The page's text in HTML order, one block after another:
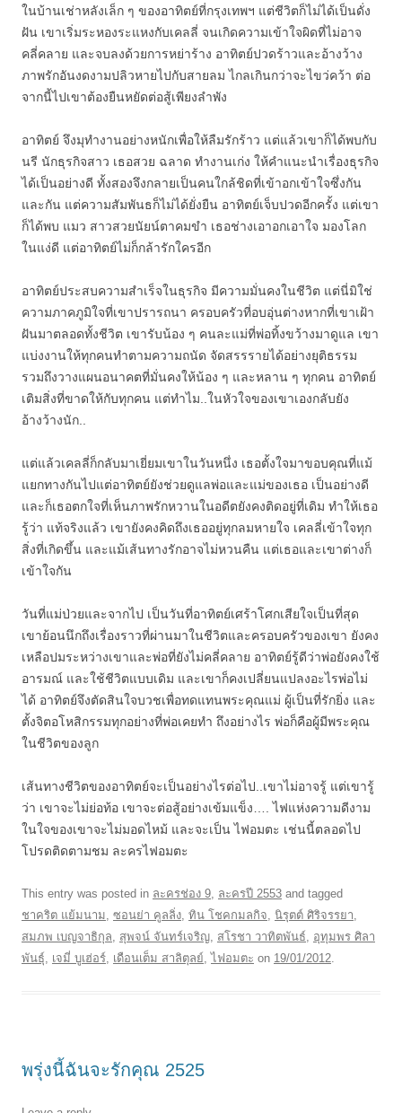
ในบ้านเช่าหลังเล็ก ๆ ของอาทิตย์ที่กรุงเทพฯ แต่ชีวิตก็ไม่ได้เป็นดั่ง
ฝัน เขาเริ่มระหองระแหงกับเคลลี่ จนเกิดความเข้าใจผิดที่ไม่อาจ
คลี่คลาย และจบลงด้วยการหย่าร้าง อาทิตย์ปวดร้าวและอ้างว้าง
ภาพรักอันงดงามปลิวหายไปกับสายลม ไกลเกินกว่าจะไขว่คว้า ต่อ
จากนี้ไปเขาต้องยืนหยัดต่อสู้เพียงลำพัง
อาทิตย์ จึงมุทำงานอย่างหนักเพื่อให้ลืมรักร้าว แต่แล้วเขาก็ได้พบกับ
นรี นักธุรกิจสาว เธอสวย ฉลาด ทำงานเก่ง ให้คำแนะนำเรื่องธุรกิจ
ได้เป็นอย่างดี ทั้งสองจึงกลายเป็นคนใกล้ชิดที่เข้าอกเข้าใจซึ่งกัน
และกัน แต่ความสัมพันธก็ไม่ได้ยั่งยืน อาทิตย์เจ็บปวดอีกครั้ง แต่เขา
ก็ได้พบ แมว สาวสวยนัยน์ตาคมขำ เธอช่างเอาอกเอาใจ มองโลก
ในแง่ดี แต่อาทิตย์ไม่ก็กล้ารักใครอีก
อาทิตย์ประสบความสำเร็จในธุรกิจ มีความมั่นคงในชีวิต แต่นี่มิใช่
ความภาคภูมิใจที่เขาปรารถนา ครอบครัวที่อบอุ่นต่างหากที่เขาเฝ้า
ฝันมาตลอดทั้งชีวิต เขารับน้อง ๆ คนละแม่ที่พ่อทิ้งขว้างมาดูแล เขา
แบ่งงานให้ทุกคนทำตามความถนัด จัดสรรรายได้อย่างยุติธรรม
รวมถึงวางแผนอนาคตที่มั่นคงให้น้อง ๆ และหลาน ๆ ทุกคน อาทิตย์
เติมสิ่งที่ขาดให้กับทุกคน แต่ทำไม..ในหัวใจของเขาเองกลับยัง
อ้างว้างนัก..
แต่แล้วเคลลี่ก็กลับมาเยี่ยมเขาในวันหนึ่ง เธอตั้งใจมาขอบคุณที่แม้
แยกทางกันไปแต่อาทิตย์ยังช่วยดูแลพ่อและแม่ของเธอ เป็นอย่างดี
และก็เธอตกใจที่เห็นภาพรักหวานในอดีตยังคงติดอยู่ที่เดิม ทำให้เธอ
รู้ว่า แท้จริงแล้ว เขายังคงคิดถึงเธออยู่ทุกลมหายใจ เคลลี่เข้าใจทุก
สิ่งที่เกิดขึ้น และแม้เส้นทางรักอาจไม่หวนคืน แต่เธอและเขาต่างก็
เข้าใจกัน
วันที่แม่ป่วยและจากไป เป็นวันที่อาทิตย์เศร้าโศกเสียใจเป็นที่สุด
เขาย้อนนึกถึงเรื่องราวที่ผ่านมาในชีวิตและครอบครัวของเขา ยังคง
เหลือปมระหว่างเขาและพ่อที่ยังไม่คลี่คลาย อาทิตย์รู้ดีว่าพ่อยังคงใช้
อารมณ์ และใช้ชีวิตแบบเดิม และเขาก็คงเปลี่ยนแปลงอะไรพ่อไม่
ได้ อาทิตย์จึงตัดสินใจบวชเพื่อทดแทนพระคุณแม่ ผู้เป็นที่รักยิ่ง และ
ตั้งจิตอโหสิกรรมทุกอย่างที่พ่อเคยทำ ถึงอย่างไร พ่อก็คือผู้มีพระคุณ
ในชีวิตของลูก
เส้นทางชีวิตของอาทิตย์จะเป็นอย่างไรต่อไป..เขาไม่อาจรู้ แต่เขารู้
ว่า เขาจะไม่ย่อท้อ เขาจะต่อสู้อย่างเข้มแข็ง…. ไฟแห่งความดีงาม
ในใจของเขาจะไม่มอดไหม้ และจะเป็น ไฟอมตะ เช่นนี้ตลอดไป
โปรดติดตามชม ละครไฟอมตะ
This entry was posted in ละครช่อง 9, ละครปี 2553 and tagged
ชาคริต แย้มนาม, ซอนย่า คูลลิ่ง, ทิน โชคกมลกิจ, นิรุตต์ ศิริจรรยา,
สมภพ เบญจาธิกุล, สุพจน์ จันทร์เจริญ, สโรชา วาทิตพันธ์, อุทุมพร ศิลา
พันธุ์, เจมี่ บูเฮ่อร์, เดือนเต็ม สาลิตุลย์,ไฟอมตะ on 19/01/2012.
พรุ่งนี้ฉันจะรักคุณ 2525